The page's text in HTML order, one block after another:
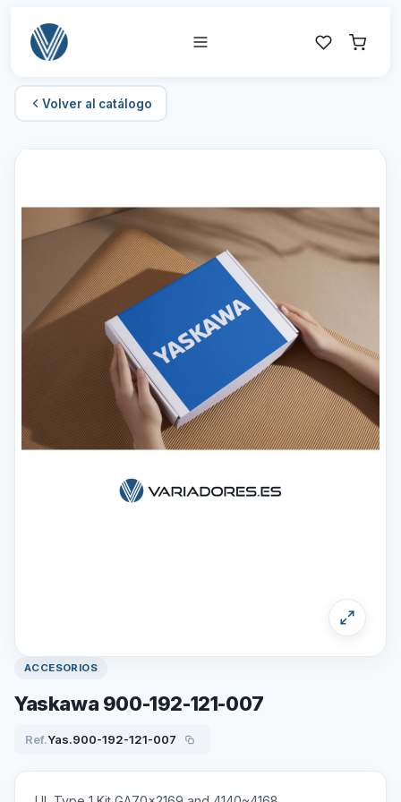
Volver al catálogo
ACCESORIOS
Yaskawa 900-192-121-007
Ref.Yas.900-192-121-007